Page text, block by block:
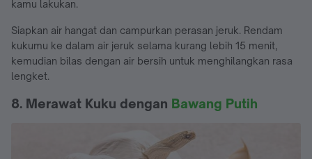
kamu lakukan.
Siapkan air hangat dan campurkan perasan jeruk. Rendam
kukumu ke dalam air jeruk selama kurang lebih 15 menit,
kemudian bilas dengan air bersih untuk menghilangkan rasa
lengket.
8. Merawat Kuku dengan Bawang Putih